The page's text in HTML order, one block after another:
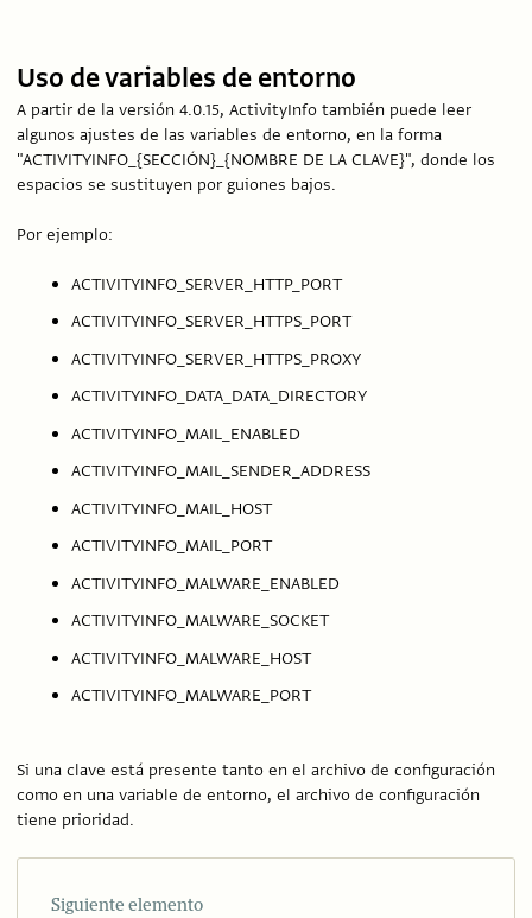
Uso de variables de entorno
A partir de la versión 4.0.15, ActivityInfo también puede leer
algunos ajustes de las variables de entorno, en la forma
"ACTIVITYINFO_{SECCIÓN}_{NOMBRE DE LA CLAVE}", donde los
espacios se sustituyen por guiones bajos.
Por ejemplo:
ACTIVITYINFO_SERVER_HTTP_PORT
ACTIVITYINFO_SERVER_HTTPS_PORT
ACTIVITYINFO_SERVER_HTTPS_PROXY
ACTIVITYINFO_DATA_DATA_DIRECTORY
ACTIVITYINFO_MAIL_ENABLED
ACTIVITYINFO_MAIL_SENDER_ADDRESS
ACTIVITYINFO_MAIL_HOST
ACTIVITYINFO_MAIL_PORT
ACTIVITYINFO_MALWARE_ENABLED
ACTIVITYINFO_MALWARE_SOCKET
ACTIVITYINFO_MALWARE_HOST
ACTIVITYINFO_MALWARE_PORT
Si una clave está presente tanto en el archivo de configuración
como en una variable de entorno, el archivo de configuración
tiene prioridad.
Siguiente elemento